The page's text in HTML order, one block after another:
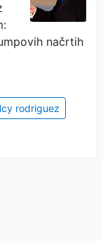
načrtih
rodriguez